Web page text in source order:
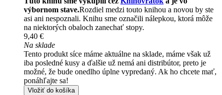
výbornom stave.Rozdiel medzi touto knihou a novou by ste
asi ani nespoznali. Knihu sme označili nálepkou, ktorá môže
na niektorých obaloch zanechať stopy.
9,40 €
Na sklade
Tento produkt síce máme aktuálne na sklade, máme však už
iba posledné kusy a ďalšie už nemá ani distribútor, preto je
možné, že bude onedlho úplne vypredaný. Ak ho chcete mať,
ponáhľajte sa!
Vložiť do košíka